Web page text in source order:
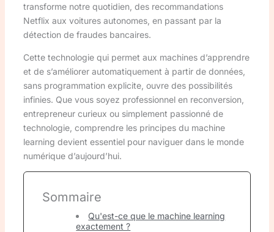
transforme notre quotidien, des recommandations
Netflix aux voitures autonomes, en passant par la
détection de fraudes bancaires.
Cette technologie qui permet aux machines d’apprendre
et de s’améliorer automatiquement à partir de données,
sans programmation explicite, ouvre des possibilités
infinies. Que vous soyez professionnel en reconversion,
entrepreneur curieux ou simplement passionné de
technologie, comprendre les principes du machine
learning devient essentiel pour naviguer dans le monde
numérique d’aujourd’hui.
Sommaire
Qu'est-ce que le machine learning
exactement ?